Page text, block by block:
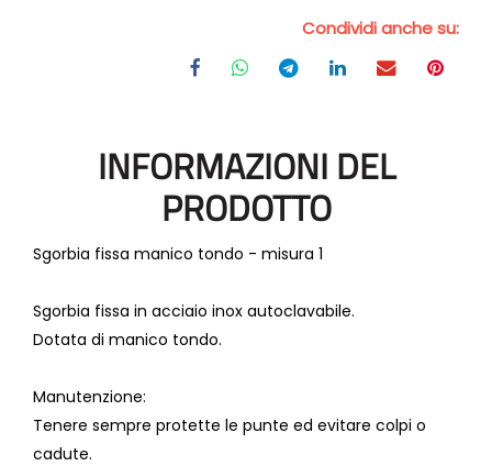
Condividi anche su:
INFORMAZIONI DEL
PRODOTTO
Sgorbia fissa manico tondo - misura 1
Sgorbia fissa in acciaio inox autoclavabile.
Dotata di manico tondo.
Manutenzione:
Tenere sempre protette le punte ed evitare colpi o
cadute.